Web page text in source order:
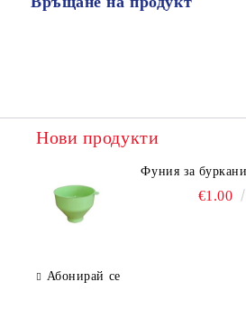
Нови продукти
Фуния за
€1.00
Абонирай се